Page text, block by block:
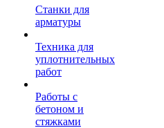
Станки для
арматуры
Техника для
уплотнительных
работ
Работы с
бетоном и
стяжками